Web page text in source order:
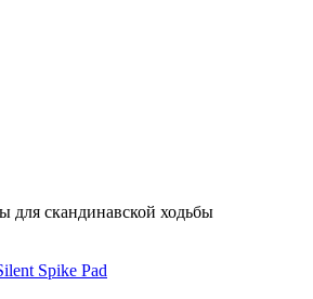
для скандинавской ходьбы